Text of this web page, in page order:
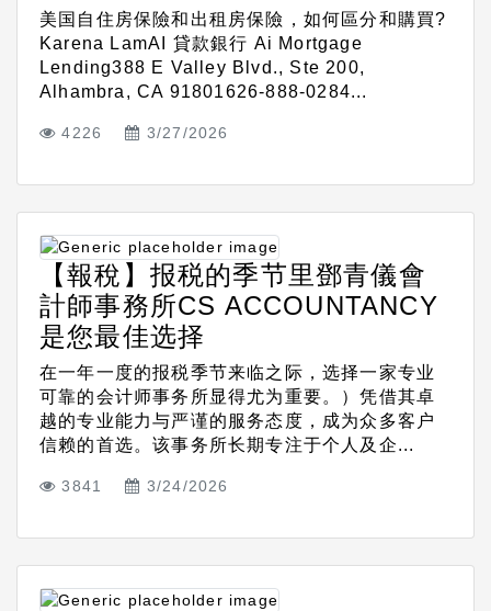
美国自住房保險和出租房保險，如何區分和購買?
Karena LamAI 貸款銀行 Ai Mortgage
Lending388 E Valley Blvd., Ste 200,
Alhambra, CA 91801626-888-0284...
4226 3/27/2026
【報稅】报税的季节里鄧青儀會
計師事務所CS ACCOUNTANCY
是您最佳选择
在一年一度的报税季节来临之际，选择一家专业
可靠的会计师事务所显得尤为重要。）凭借其卓
越的专业能力与严谨的服务态度，成为众多客户
信赖的首选。该事务所长期专注于个人及企...
3841 3/24/2026